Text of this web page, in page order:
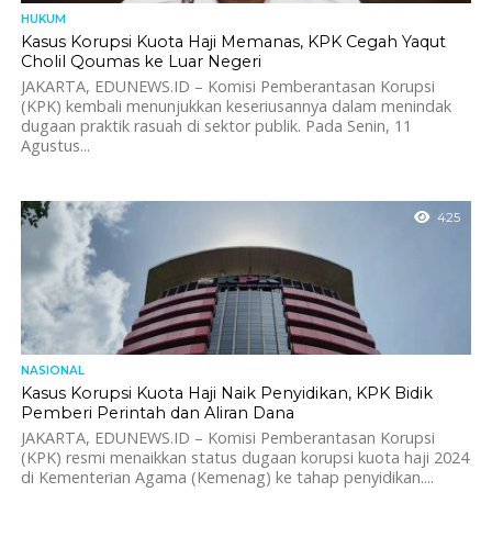
HUKUM
Kasus Korupsi Kuota Haji Memanas, KPK Cegah Yaqut
Cholil Qoumas ke Luar Negeri
JAKARTA, EDUNEWS.ID – Komisi Pemberantasan Korupsi
(KPK) kembali menunjukkan keseriusannya dalam menindak
dugaan praktik rasuah di sektor publik. Pada Senin, 11
Agustus...
425
NASIONAL
Kasus Korupsi Kuota Haji Naik Penyidikan, KPK Bidik
Pemberi Perintah dan Aliran Dana
JAKARTA, EDUNEWS.ID – Komisi Pemberantasan Korupsi
(KPK) resmi menaikkan status dugaan korupsi kuota haji 2024
di Kementerian Agama (Kemenag) ke tahap penyidikan....